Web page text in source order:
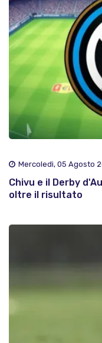
Mercoledì, 05 Agosto
Chivu e il Derby
oltre il risultato